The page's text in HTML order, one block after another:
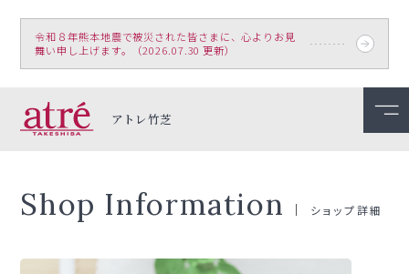
令和８年熊本地震で被災された皆さまに、心よりお見
舞い申し上げます。（2026.07.30 更新）
アトレ竹芝
Shop Information ショップ詳細